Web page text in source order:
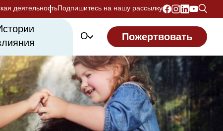
деятельностьПодпишитесь на нашу рассылку
О Пожертвовать